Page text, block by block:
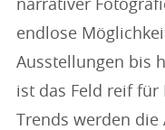
narrativer
endlose
Ausstellungen bis
ist das Feld reif für
Trends werden